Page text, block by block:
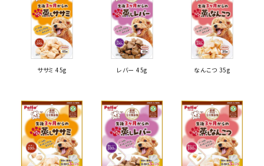
ササミ 45g レバー 45g なんこつ 35g